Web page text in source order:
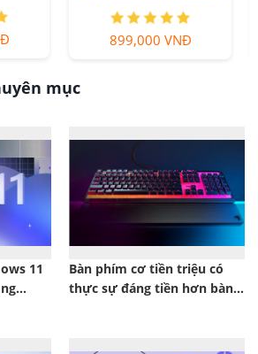
899,000 VNĐ
mục
11
Bàn phím cơ tiền triệu có
thực sự đáng tiền hơn bàn